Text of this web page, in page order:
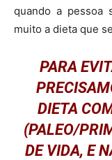
quando a pessoa
muito a dieta que
PARA
DIETA
(PALEO/
DE VIDA, E